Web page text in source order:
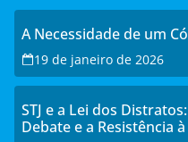
A Necessidade de um
19 de janeiro de 2026
STJ e a Lei dos
Debate e a Resistência